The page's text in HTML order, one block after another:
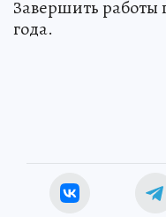
Завершить работы
года.